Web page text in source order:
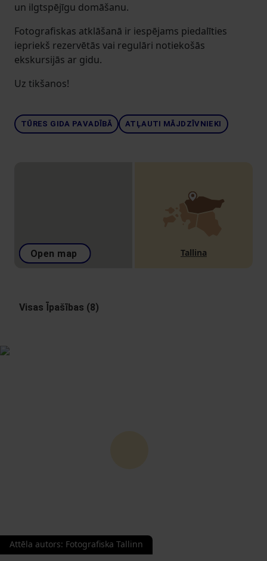
un ilgtspējīgu domāšanu.
Fotografiskas atklāšanā ir iespējams piedalīties
iepriekš rezervētās vai regulāri notiekošās
ekskursijās ar gidu.
Uz tikšanos!
TŪRES GIDA PAVADĪBĀ ATĻAUTI MĀJDZĪVNIEKI
Open map Tallina
Visas Īpašības (8)
Attēla autors: Fotografiska Tallinn